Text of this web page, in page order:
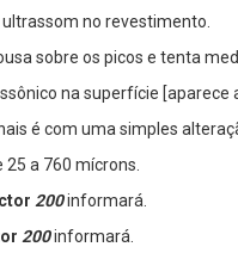
no revestimento.
sobre os picos e tenta
na superfície
é com uma simples
a 760 mícrons.
200informará.
200informará.